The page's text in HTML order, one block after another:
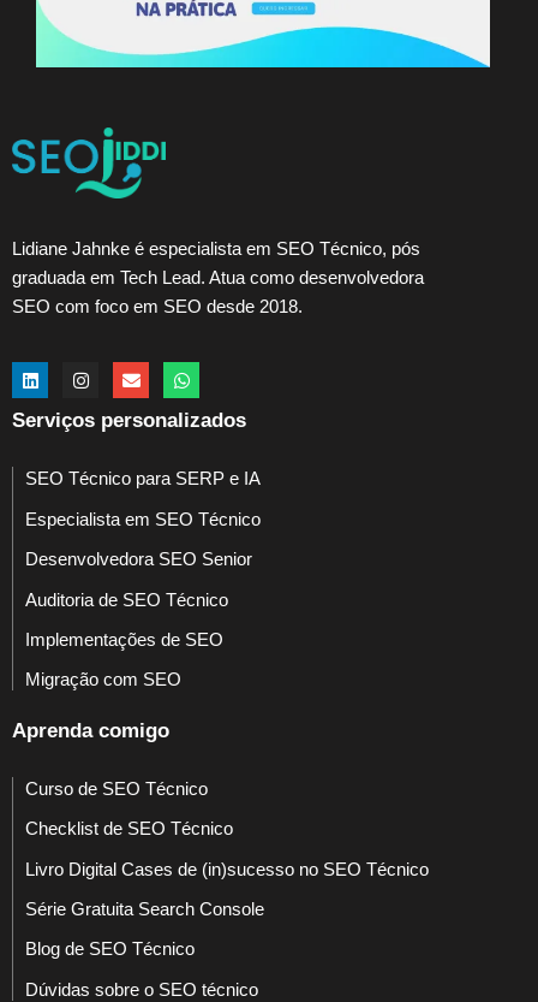
Lidiane Jahnke é especialista em SEO Técnico, pós
graduada em Tech Lead. Atua como desenvolvedora
SEO com foco em SEO desde 2018.
Serviços personalizados
SEO Técnico para SERP e IA
Especialista em SEO Técnico
Desenvolvedora SEO Senior
Auditoria de SEO Técnico
Implementações de SEO
Migração com SEO
Aprenda comigo
Curso de SEO Técnico
Checklist de SEO Técnico
Livro Digital Cases de (in)sucesso no SEO Técnico
Série Gratuita Search Console
Blog de SEO Técnico
Dúvidas sobre o SEO técnico